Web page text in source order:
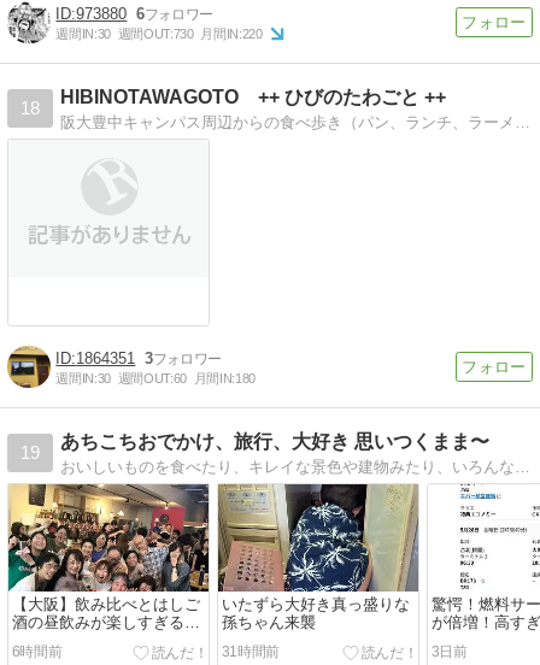
973880 6
週間IN:30 週間OUT:730 月間IN:220
18
HIBINOTAWAGOTO ++ ひびのたわごと ++
阪大豊中キャンパス周辺からの食べ歩き（パン、ランチ、ラーメン、居酒屋など）と日々の生活のこと、子連れでの海外、国内旅行などなど。
1864351 3
週間IN:30 週間OUT:60 月間IN:180
19
あちこちおでかけ、旅行、大好き 思いつくまま〜
おいしいものを食べたり、キレイな景色や建物みたり、いろんなステキ！を感じていたい〜
【大阪】飲み比べとはしご
酒の昼飲みが楽しすぎる飲
み会
6時間前
いたずら大好き真っ盛りな
孫ちゃん来襲
31時間前
驚愕！燃料サ
が倍増！高す
3日前